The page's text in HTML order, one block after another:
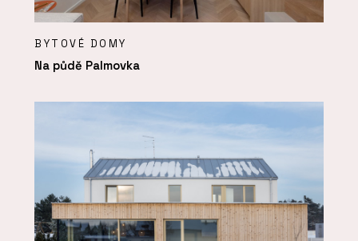
BYTOVÉ DOMY
Na půdě Palmovka